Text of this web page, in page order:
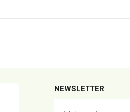
NEWSLETTER